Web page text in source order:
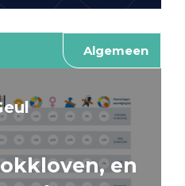
Algemeen
en